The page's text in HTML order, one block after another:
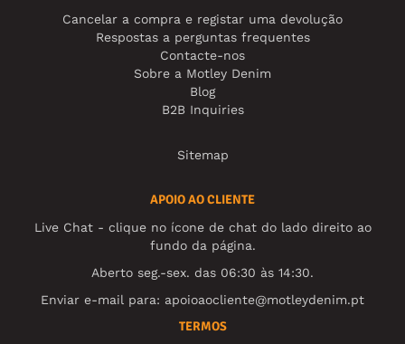
Cancelar a compra e registar uma devolução
Respostas a perguntas frequentes
Contacte-nos
Sobre a Motley Denim
Blog
B2B Inquiries
Sitemap
APOIO AO CLIENTE
Live Chat - clique no ícone de chat do lado direito ao
fundo da página.
Aberto seg.-sex. das 06:30 às 14:30.
Enviar e-mail para: apoioaocliente@motleydenim.pt
TERMOS